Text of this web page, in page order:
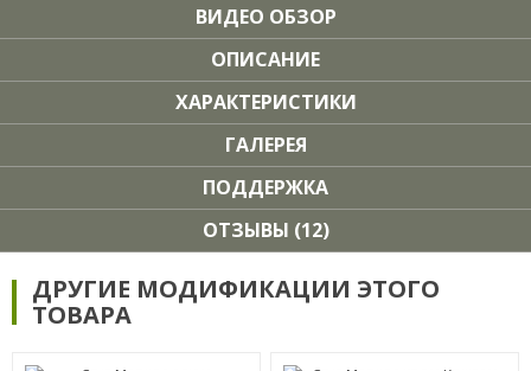
ВИДЕО ОБЗОР
ОПИСАНИЕ
ХАРАКТЕРИСТИКИ
ГАЛЕРЕЯ
ПОДДЕРЖКА
ОТЗЫВЫ (12)
ДРУГИЕ МОДИФИКАЦИИ ЭТОГО
ТОВАРА